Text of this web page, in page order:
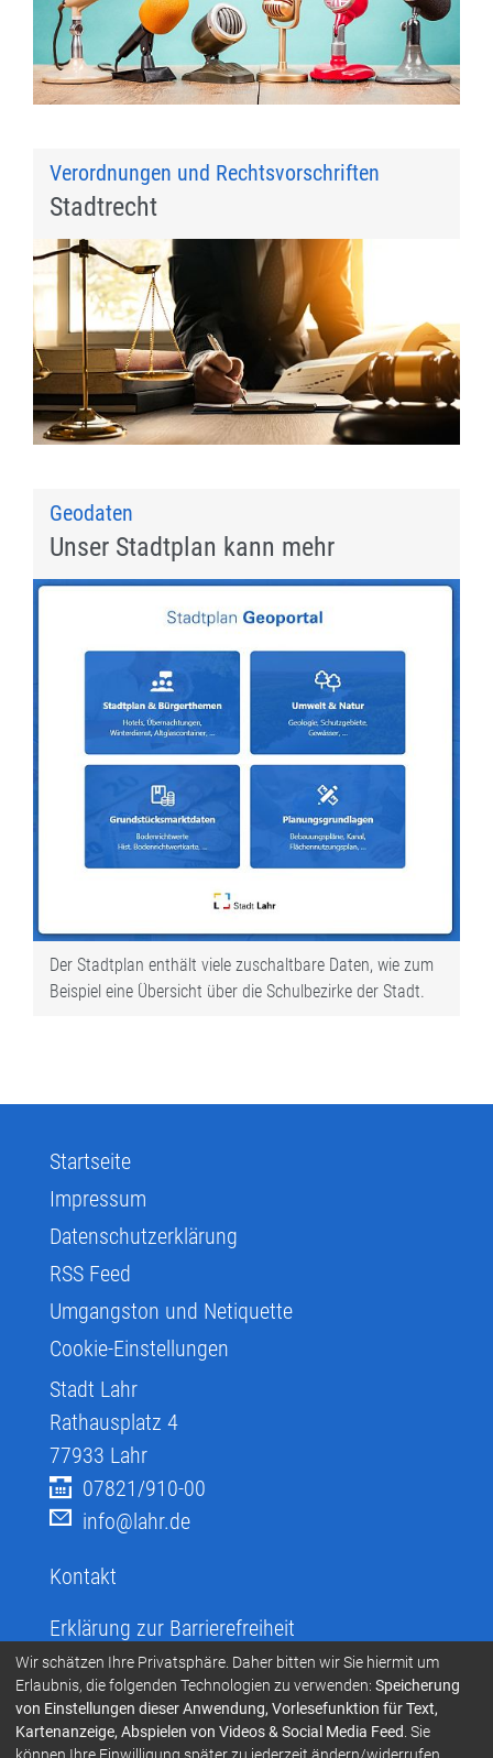
Verordnungen und Rechtsvorschriften
Stadtrecht
Geodaten
Unser Stadtplan kann mehr
Der Stadtplan enthält viele zuschaltbare Daten, wie zum
Beispiel eine Übersicht über die Schulbezirke der Stadt.
Startseite
Impressum
Datenschutzerklärung
RSS Feed
Umgangston und Netiquette
Cookie-Einstellungen
Stadt Lahr
Rathausplatz 4
77933 Lahr
07821/910-00
info@lahr.de
Kontakt
Erklärung zur Barrierefreiheit
Infos zur Barrierefreiheit
Infos in leichter Sprache
Infos zur Gebärdensprache
Wir schätzen Ihre Privatsphäre. Daher bitten wir Sie hiermit um
Erlaubnis, die folgenden Technologien zu verwenden: Speicherung
von Einstellungen dieser Anwendung, Vorlesefunktion für Text,
Kartenanzeige, Abspielen von Videos & Social Media Feed. Sie